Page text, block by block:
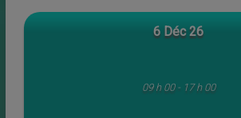
6 Déc 26
09 h 00 - 17 h 00